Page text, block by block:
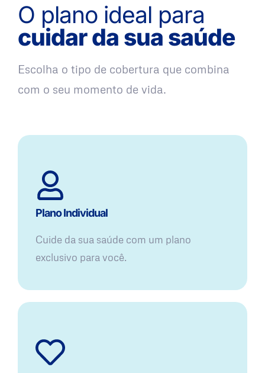
O plano ideal para
cuidar da sua saúde
Escolha o tipo de cobertura que combina
com o seu momento de vida.
Plano Individual
Cuide da sua saúde com um plano
exclusivo para você.